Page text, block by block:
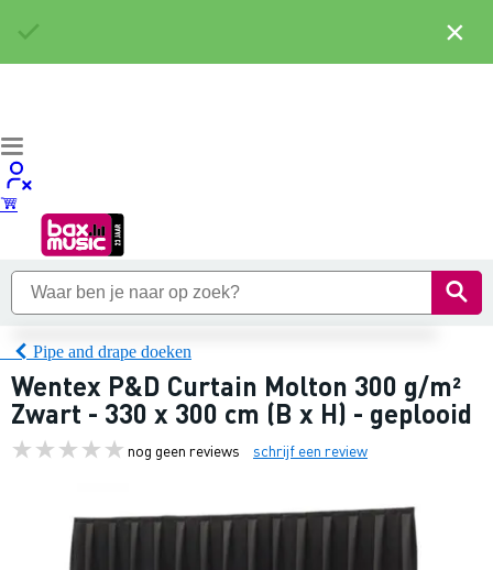
Pipe and drape doeken
Wentex P&D Curtain Molton 300 g/m²
Zwart - 330 x 300 cm (B x H) - geplooid
nog geen reviews schrijf een review
×